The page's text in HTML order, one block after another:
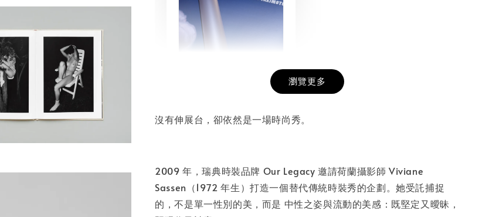
NT$ 50
- +
加入購物車
瀏覽更多
沒有伸展台，卻依然是一場時尚秀。
2009 年，瑞典時裝品牌 Our Legacy 邀請荷蘭攝影師 Viviane
Sassen（1972 年生）打造一個替代傳統時裝秀的企劃。她受託捕捉
的，不是單一性別的美，而是 中性之姿與流動的美感：既堅定又曖昧，